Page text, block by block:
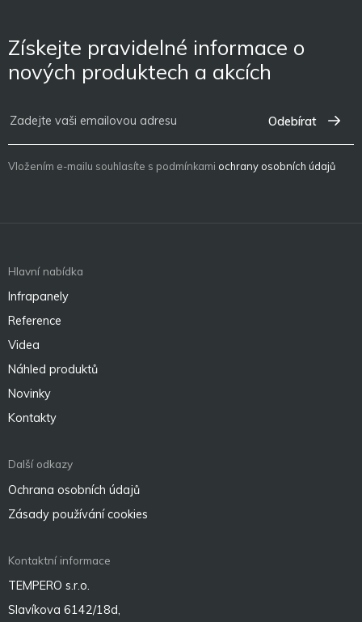
Získejte pravidelné informace o
nových produktech a akcích
Odebírat
Vložením e-mailu souhlasíte s podmínkami ochrany osobních údajů
Hlavní nabídka
Infrapanely
Reference
Videa
Náhled produktů
Novinky
Kontakty
Další odkazy
Ochrana osobních údajů
Zásady používání cookies
Kontaktní informace
TEMPERO s.r.o.
Slavíkova 6142/18d,